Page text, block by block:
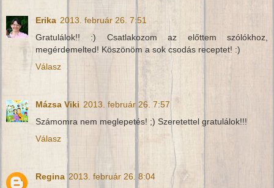
Erika 2013. február 26. 7:51
Gratulálok!! :) Csatlakozom az előttem szólókhoz,
megérdemelted! Köszönöm a sok csodás receptet! :)
Válasz
Mázsa Viki 2013. február 26. 7:57
Számomra nem meglepetés! ;) Szeretettel gratulálok!!!
Válasz
Regina 2013. február 26. 8:04